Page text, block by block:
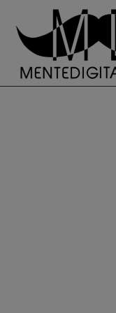
contenuto